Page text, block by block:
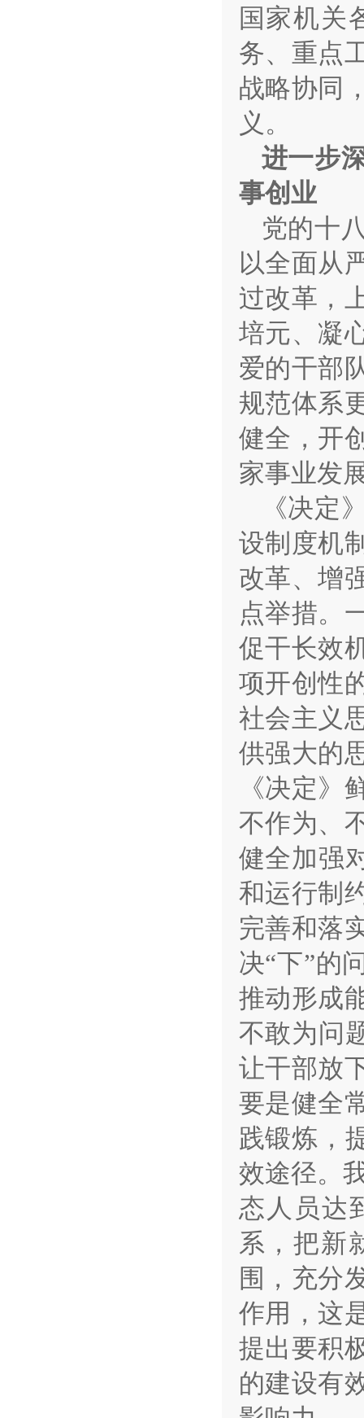
国家机关
务、重点
战略协同
义。
进一步
事创业
党的十
以全面从
过改革，
培元、凝
爱的干部
规范体系
健全，开
家事业发
《决定
设制度机
改革、增
点举措。
促干长效
项开创性
社会主义
供强大的
《决定
不作为、
健全加强
和运行制
完善和落
决“下”的
推动形成
不敢为问
让干部放
要是健全
践锻炼，
效途径。
态人员达
系，把新
围，充分
作用，这
提出要积
的建设有